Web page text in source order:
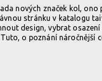
nových značek kol,
stránku v katalogu
design, vybrat
o poznání náročnější